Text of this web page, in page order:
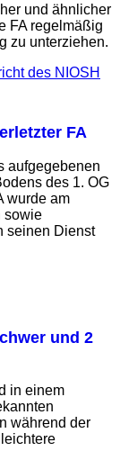
und ähnlicher
FA regelmäßig
zu unterziehen.
des NIOSH
FA
aufgegebenen
des 1. OG
wurde am
sowie
seinen Dienst
und 2
in einem
während der